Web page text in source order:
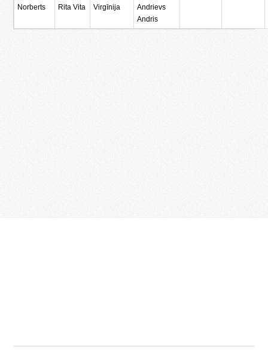
Norberts
Rita Vita
Virgīnija
Andrievs
Andris